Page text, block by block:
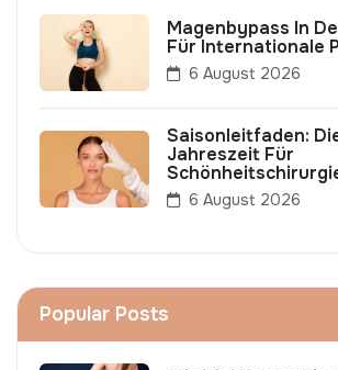
Magenbypass In
Für Internationale
6 August 2026
Saisonleitfaden:
Jahreszeit Für
6 August 2026
Popular Posts